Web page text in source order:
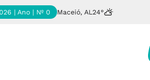
| Ano | Nº 0 Maceió, AL 24°